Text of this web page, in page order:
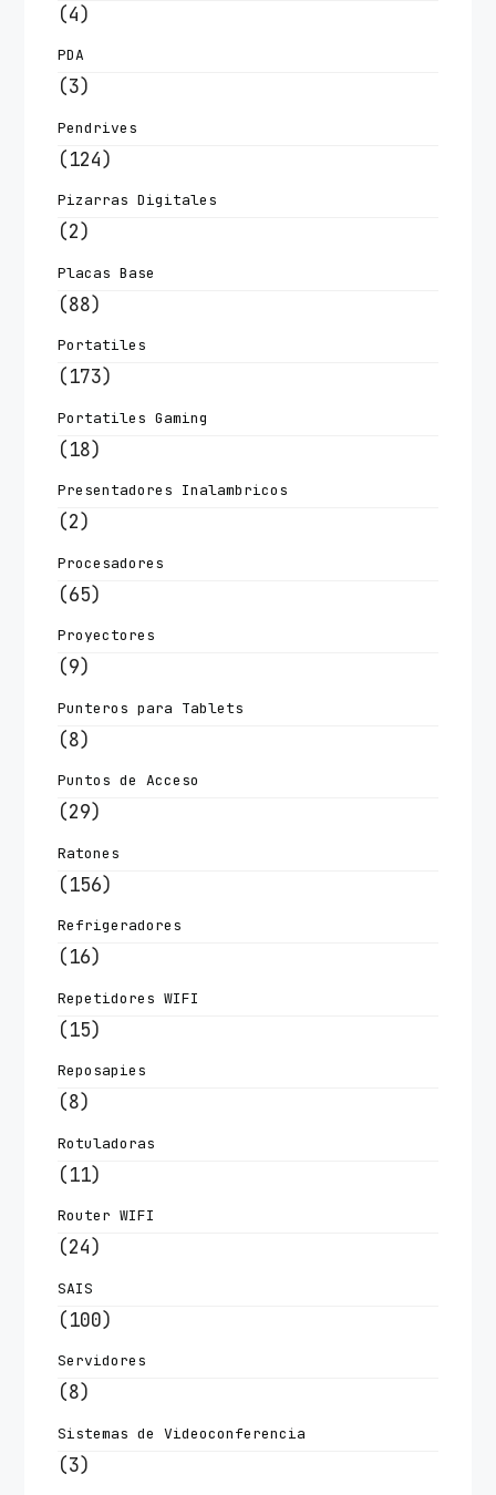
(4)
PDA
(3)
Pendrives
(124)
Pizarras Digitales
(2)
Placas Base
(88)
Portatiles
(173)
Portatiles Gaming
(18)
Presentadores Inalambricos
(2)
Procesadores
(65)
Proyectores
(9)
Punteros para Tablets
(8)
Puntos de Acceso
(29)
Ratones
(156)
Refrigeradores
(16)
Repetidores WIFI
(15)
Reposapies
(8)
Rotuladoras
(11)
Router WIFI
(24)
SAIS
(100)
Servidores
(8)
Sistemas de Videoconferencia
(3)